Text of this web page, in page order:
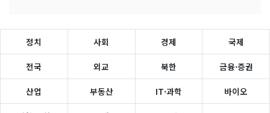
정치 사회 경제 국제
전국 외교 북한 금융·증권
산업 부동산 IT·과학 바이오